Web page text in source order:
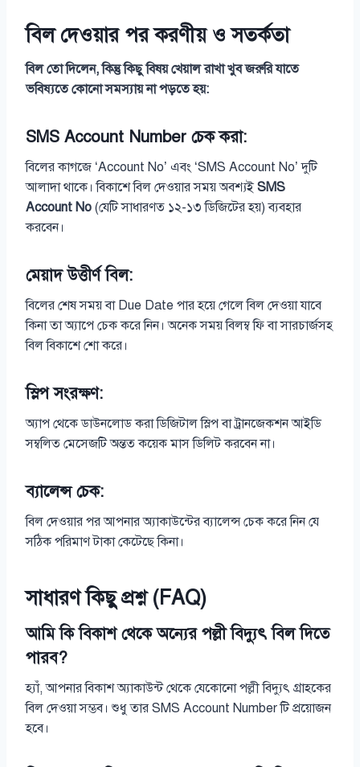
বিল দেওয়ার পর করণীয় ও সতর্কতা
বিল তো দিলেন, কিন্তু কিছু বিষয় খেয়াল রাখা খুব জরুরি যাতে
ভবিষ্যতে কোনো সমস্যায় না পড়তে হয়:
SMS Account Number চেক করা:
বিলের কাগজে ‘Account No’ এবং ‘SMS Account No’ দুটি
আলাদা থাকে। বিকাশে বিল দেওয়ার সময় অবশ্যই SMS
Account No (যেটি সাধারণত ১২-১৩ ডিজিটের হয়) ব্যবহার
করবেন।
মেয়াদ উত্তীর্ণ বিল:
বিলের শেষ সময় বা Due Date পার হয়ে গেলে বিল দেওয়া যাবে
কিনা তা অ্যাপে চেক করে নিন। অনেক সময় বিলম্ব ফি বা সারচার্জসহ
বিল বিকাশে শো করে।
স্লিপ সংরক্ষণ:
অ্যাপ থেকে ডাউনলোড করা ডিজিটাল স্লিপ বা ট্রানজেকশন আইডি
সম্বলিত মেসেজটি অন্তত কয়েক মাস ডিলিট করবেন না।
ব্যালেন্স চেক:
বিল দেওয়ার পর আপনার অ্যাকাউন্টের ব্যালেন্স চেক করে নিন যে
সঠিক পরিমাণ টাকা কেটেছে কিনা।
সাধারণ কিছু প্রশ্ন (FAQ)
আমি কি বিকাশ থেকে অন্যের পল্লী বিদ্যুৎ বিল দিতে
পারব?
হ্যাঁ, আপনার বিকাশ অ্যাকাউন্ট থেকে যেকোনো পল্লী বিদ্যুৎ গ্রাহকের
বিল দেওয়া সম্ভব। শুধু তার SMS Account Number টি প্রয়োজন
হবে।